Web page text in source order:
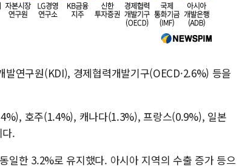
연구원(KDI), 경제협력개발기구(OECD·2.6%) 등을
호주(1.4%), 캐나다(1.3%), 프랑스(0.9%), 일본
.
일한 3.2%로 유지했다. 아시아 지역의 수출 증가 등으